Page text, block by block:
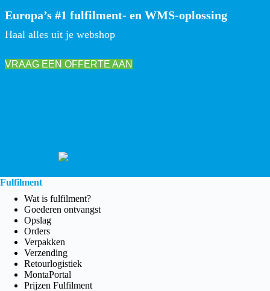
Europa’s #1 fulfilment- en WMS-oplossing
Haal alles uit je webshop
VRAAG EEN OFFERTE AAN
Fulfilment
Wat is fulfilment?
Goederen ontvangst
Opslag
Orders
Verpakken
Verzending
Retourlogistiek
MontaPortal
Prijzen Fulfilment